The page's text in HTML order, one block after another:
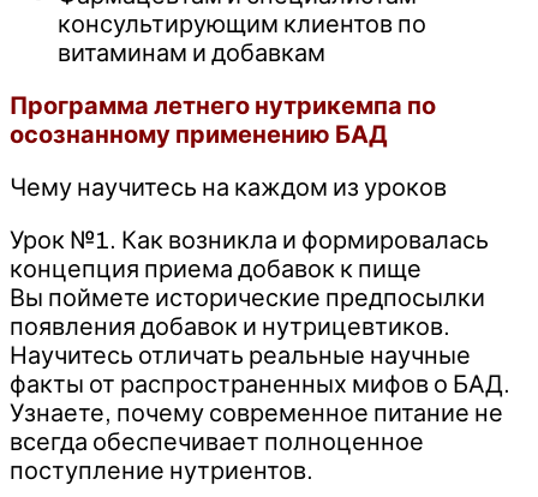
консультирующим клиентов по
витаминам и добавкам
Программа летнего нутрикемпа по
осознанному применению БАД
Чему научитесь на каждом из уроков
Урок №1. Как возникла и формировалась
концепция приема добавок к пище
Вы поймете исторические предпосылки
появления добавок и нутрицевтиков.
Научитесь отличать реальные научные
факты от распространенных мифов о БАД.
Узнаете, почему современное питание не
всегда обеспечивает полноценное
поступление нутриентов.